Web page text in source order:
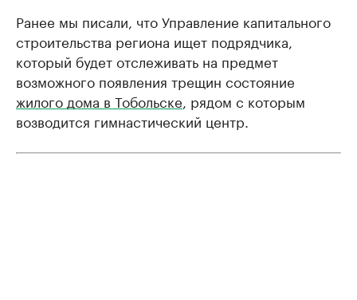
Ранее мы писали, что Управление капитального
строительства региона ищет подрядчика,
который будет отслеживать на предмет
возможного появления трещин состояние
жилого дома в Тобольске, рядом с которым
возводится гимнастический центр.